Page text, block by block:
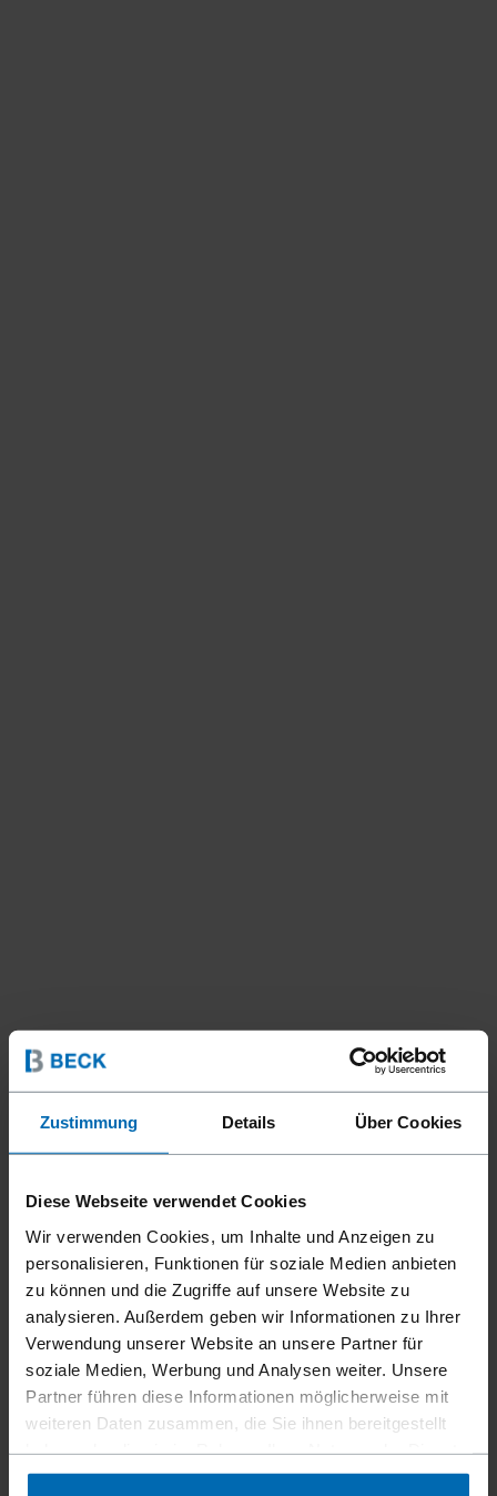
Zustimmung Details Über Cookies
Diese Webseite verwendet Cookies
Wir verwenden Cookies, um Inhalte und Anzeigen zu
personalisieren, Funktionen für soziale Medien anbieten
zu können und die Zugriffe auf unsere Website zu
analysieren. Außerdem geben wir Informationen zu Ihrer
Verwendung unserer Website an unsere Partner für
soziale Medien, Werbung und Analysen weiter. Unsere
Partner führen diese Informationen möglicherweise mit
weiteren Daten zusammen, die Sie ihnen bereitgestellt
gesammelt haben.